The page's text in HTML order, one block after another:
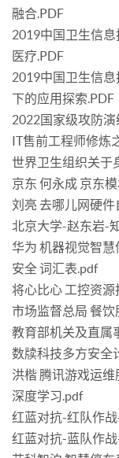
融合.PDF
2019中国卫生信
医疗.PDF
2019中国卫生信
下的应用探索.PDF
2022国家级攻防
IT售前工程师修炼
世界卫生组织关于
京东 何永成 京东
刘亮 去哪儿网硬
北京大学-赵东岩-
华为 机器视觉智
安全 词汇表.pdf
将心比心 工控资
市场监督总局 餐
教育部机关及直属
数牍科技多方安全
洪楷 腾讯游戏运
深度学习.pdf
红蓝对抗-红队作
红蓝对抗-蓝队作